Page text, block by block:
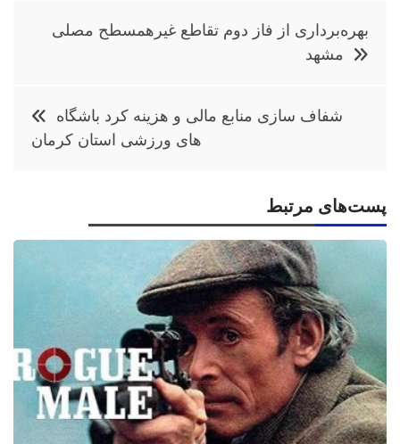
نوشته
بهره‌برداری از فاز دوم تقاطع غیرهمسطح مصلی
مشهد
شفاف سازی منابع مالی و هزینه کرد باشگاه
های ورزشی استان کرمان
پست‌های مرتبط